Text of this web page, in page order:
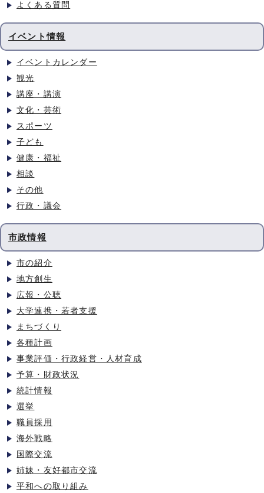
よくある質問
イベント情報
イベントカレンダー
観光
講座・講演
文化・芸術
スポーツ
子ども
健康・福祉
相談
その他
行政・議会
市政情報
市の紹介
地方創生
広報・公聴
大学連携・若者支援
まちづくり
各種計画
事業評価・行政経営・人材育成
予算・財政状況
統計情報
選挙
職員採用
海外戦略
国際交流
姉妹・友好都市交流
平和への取り組み